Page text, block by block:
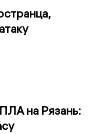
на Рязань: